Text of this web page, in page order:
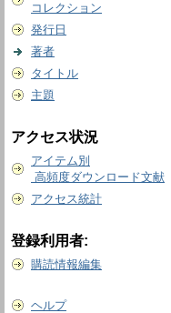
コレクション
発行日
著者
タイトル
主題
アクセス状況
アイテム別
高頻度ダウンロード文献
アクセス統計
登録利用者:
購読情報編集
ヘルプ